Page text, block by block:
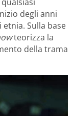
degli anni
etnia. Sulla base
teorizza la
della trama